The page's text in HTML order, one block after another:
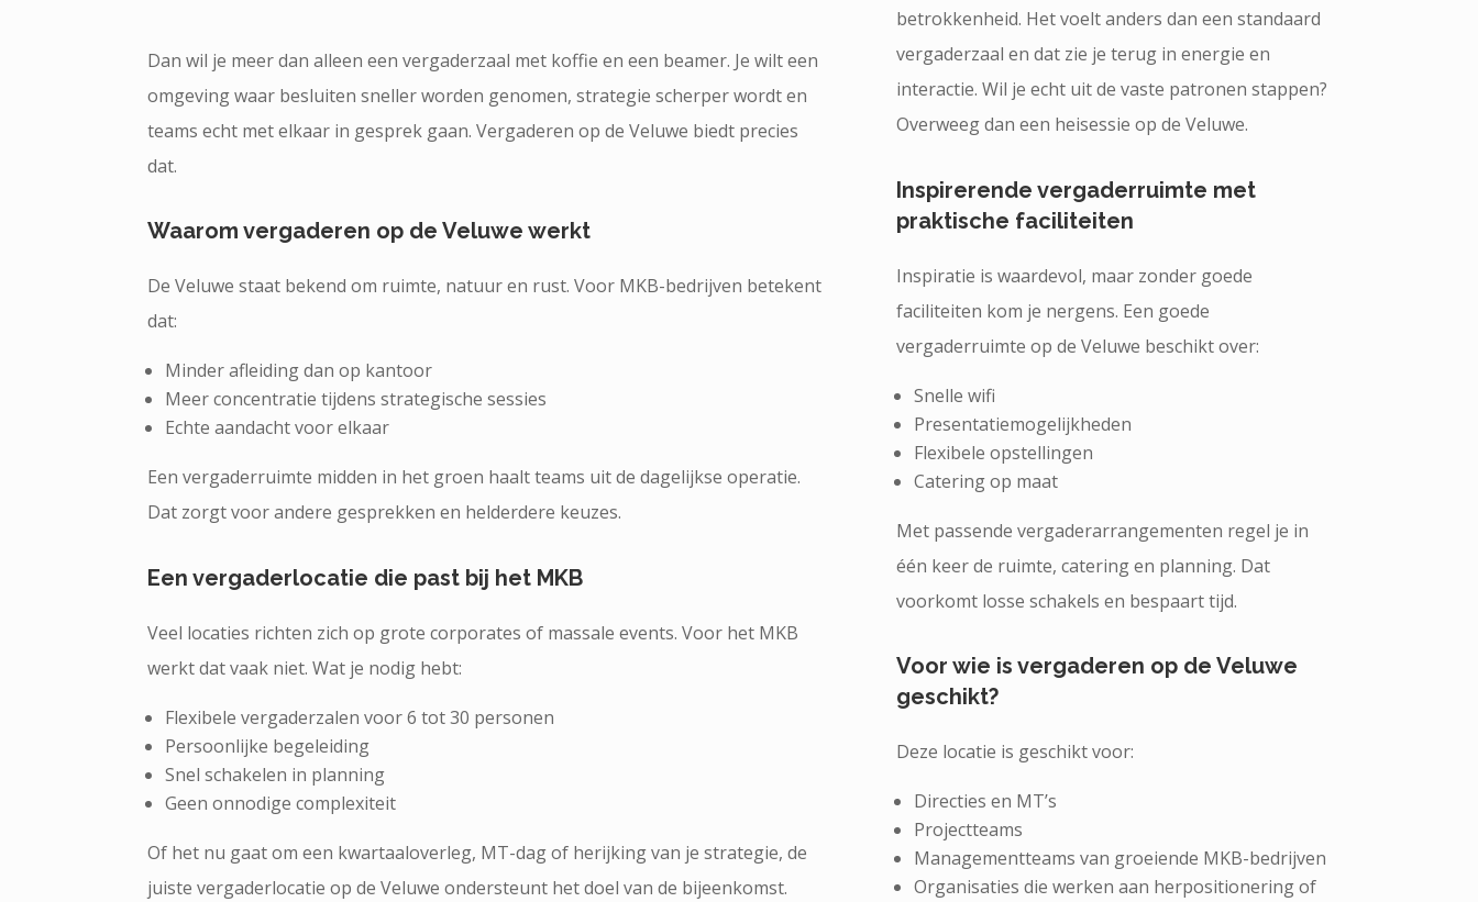
Dan wil je meer dan alleen een vergaderzaal met koffie en een beamer. Je wilt een
omgeving waar besluiten sneller worden genomen, strategie scherper wordt en
teams echt met elkaar in gesprek gaan. Vergaderen op de Veluwe biedt precies
dat.
Waarom vergaderen op de Veluwe werkt
De Veluwe staat bekend om ruimte, natuur en rust. Voor MKB-bedrijven betekent
dat:
Minder afleiding dan op kantoor
Meer concentratie tijdens strategische sessies
Echte aandacht voor elkaar
Een vergaderruimte midden in het groen haalt teams uit de dagelijkse operatie.
Dat zorgt voor andere gesprekken en helderdere keuzes.
Een vergaderlocatie die past bij het MKB
Veel locaties richten zich op grote corporates of massale events. Voor het MKB
werkt dat vaak niet. Wat je nodig hebt:
Flexibele vergaderzalen voor 6 tot 30 personen
Persoonlijke begeleiding
Snel schakelen in planning
Geen onnodige complexiteit
Of het nu gaat om een kwartaaloverleg, MT-dag of herijking van je strategie, de
juiste vergaderlocatie op de Veluwe ondersteunt het doel van de bijeenkomst.
betrokkenheid. Het voelt anders dan een standaard
vergaderzaal en dat zie je terug in energie en
interactie. Wil je echt uit de vaste patronen stappen?
Overweeg dan een heisessie op de Veluwe.
Inspirerende vergaderruimte met
praktische faciliteiten
Inspiratie is waardevol, maar zonder goede
faciliteiten kom je nergens. Een goede
vergaderruimte op de Veluwe beschikt over:
Snelle wifi
Presentatiemogelijkheden
Flexibele opstellingen
Catering op maat
Met passende vergaderarrangementen regel je in
één keer de ruimte, catering en planning. Dat
voorkomt losse schakels en bespaart tijd.
Voor wie is vergaderen op de Veluwe
geschikt?
Deze locatie is geschikt voor:
Directies en MT’s
Projectteams
Managementteams van groeiende MKB-bedrijven
Organisaties die werken aan herpositionering of